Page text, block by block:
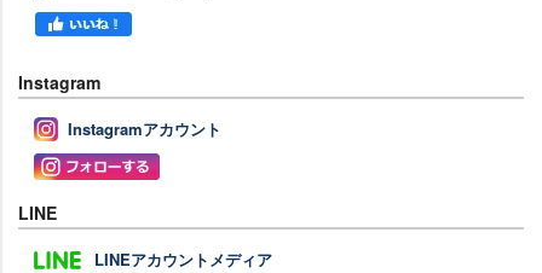
Instagram
Instagramアカウント
LINE
LINEアカウントメディア